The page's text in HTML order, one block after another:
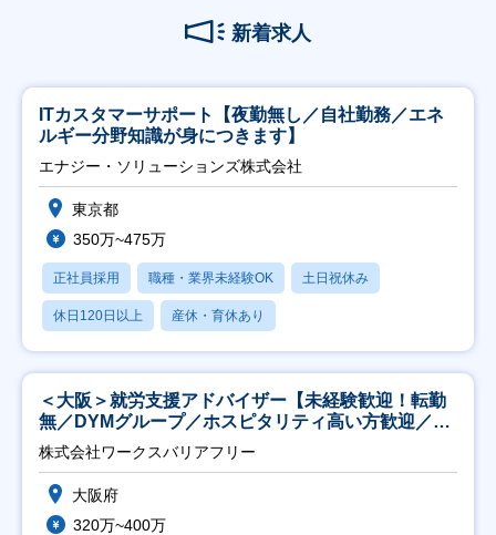
新着求人
ITカスタマーサポート【夜勤無し／自社勤務／エネ
ルギー分野知識が身につきます】
エナジー・ソリューションズ株式会社
東京都
350万~475万
正社員採用 職種・業界未経験OK 土日祝休み
休日120日以上 産休・育休あり
＜大阪＞就労支援アドバイザー【未経験歓迎！転勤
無／DYMグループ／ホスピタリティ高い方歓迎／土
日祝】
株式会社ワークスバリアフリー
大阪府
320万~400万